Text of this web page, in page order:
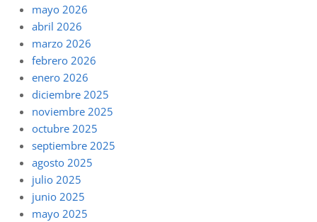
mayo 2026
abril 2026
marzo 2026
febrero 2026
enero 2026
diciembre 2025
noviembre 2025
octubre 2025
septiembre 2025
agosto 2025
julio 2025
junio 2025
mayo 2025